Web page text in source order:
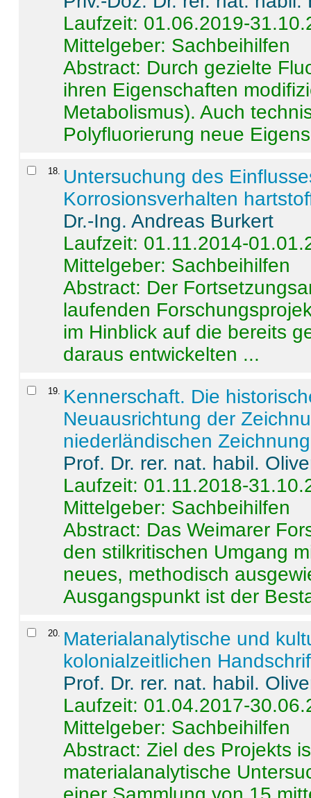
Laufzeit: 01.06.2019-
Mittelgeber: Sachbeihilfen
Abstract: Durch gezielte
ihren Eigenschaften
Metabolismus). Auch
Polyfluorierung neue
18
Untersuchung des
Korrosionsverhalten
Dr.-Ing. Andreas Burkert
Laufzeit: 01.11.2014-
Mittelgeber: Sachbeihilfen
Abstract: Der
laufenden
im Hinblick auf die bereits
daraus entwickelten ...
19
Kennerschaft. Die
Neuausrichtung der
niederländischen
Prof. Dr. rer. nat. habil.
Laufzeit: 01.11.2018-
Mittelgeber: Sachbeihilfen
Abstract: Das Weimarer
den stilkritischen Umgang
neues, methodisch
Ausgangspunkt ist der
20
Materialanalytische und
kolonialzeitlichen
Prof. Dr. rer. nat. habil.
Laufzeit: 01.04.2017-
Mittelgeber: Sachbeihilfen
Abstract:Ziel des Projekts
materialanalytische